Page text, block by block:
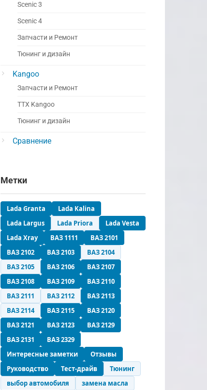
Scenic 3
Scenic 4
Запчасти и Ремонт
Тюнинг и дизайн
Kangoo
Запчасти и Ремонт
ТТХ Kangoo
Тюнинг и дизайн
Сравнение
Метки
Lada Granta
Lada Kalina
Lada Largus
Lada Priora
Lada Vesta
Lada Xray
ВАЗ 1111
ВАЗ 2101
ВАЗ 2102
ВАЗ 2103
ВАЗ 2104
ВАЗ 2105
ВАЗ 2106
ВАЗ 2107
ВАЗ 2108
ВАЗ 2109
ВАЗ 2110
ВАЗ 2111
ВАЗ 2112
ВАЗ 2113
ВАЗ 2114
ВАЗ 2115
ВАЗ 2120
ВАЗ 2121
ВАЗ 2123
ВАЗ 2129
ВАЗ 2131
ВАЗ 2329
Интересные заметки
Отзывы
Руководство
Тест-драйв
Тюнинг
выбор автомобиля
замена масла